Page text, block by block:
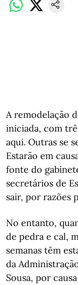
A remodelação
iniciada, com
aqui. Outras se
Estarão em
fonte do
secretários de
sair, por razões
No entanto,
de pedra e cal,
semanas têm
da
Sousa, por